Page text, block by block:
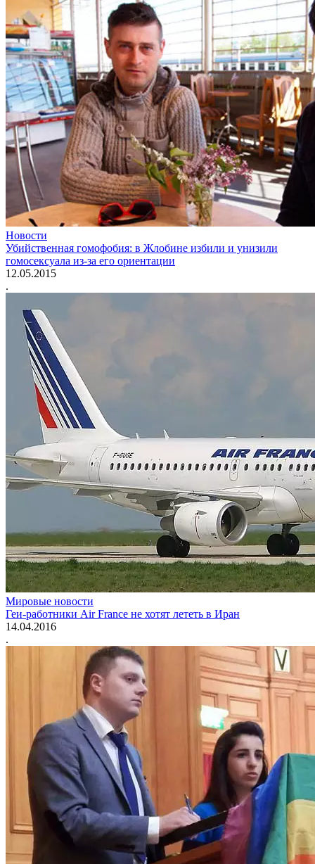
Новости
Убийственная гомофобия: в Жлобине избили и унизили
гомосексуала из-за его ориентации
12.05.2015
.
Мировые новости
Геи-работники Air France не хотят лететь в Иран
14.04.2016
.